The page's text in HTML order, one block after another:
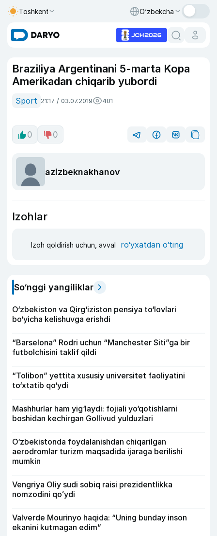
Toshkent O‘zbekcha
Braziliya Argentinani 5-marta Kopa
Amerikadan chiqarib yubordi
Sport 21:17 / 03.07.2019 401
0 0
azizbeknakhanov
Izohlar
Izoh qoldirish uchun, avval ro‘yxatdan o‘ting
So‘nggi yangiliklar
O‘zbekiston va Qirg‘iziston pensiya to‘lovlari
bo‘yicha kelishuvga erishdi
“Barselona” Rodri uchun “Manchester Siti”ga bir
futbolchisini taklif qildi
“Tolibon” yettita xususiy universitet faoliyatini
to‘xtatib qo‘ydi
Mashhurlar ham yig‘laydi: fojiali yo‘qotishlarni
boshidan kechirgan Gollivud yulduzlari
O‘zbekistonda foydalanishdan chiqarilgan
aerodromlar turizm maqsadida ijaraga berilishi
mumkin
Vengriya Oliy sudi sobiq raisi prezidentlikka
nomzodini qoʻydi
Valverde Mourinyo haqida: “Uning bunday inson
ekanini kutmagan edim”